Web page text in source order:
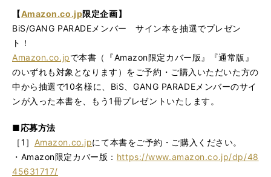
【Amazon.co.jp限定企画】
BiS/GANG PARADEメンバー サイン本を抽選でプレゼン
ト！
Amazon.co.jpで本書（『Amazon限定カバー版』『通常版』
のいずれも対象となります）をご予約・ご購入いただいた方の
中から抽選で10名様に、BiS、GANG PARADEメンバーのサイ
ンが入った本書を、もう1冊プレゼントいたします。
■応募方法
［1］ Amazon.co.jpにて本書をご予約・ご購入ください。
・Amazon限定カバー版： https://www.amazon.co.jp/dp/48
45631717/